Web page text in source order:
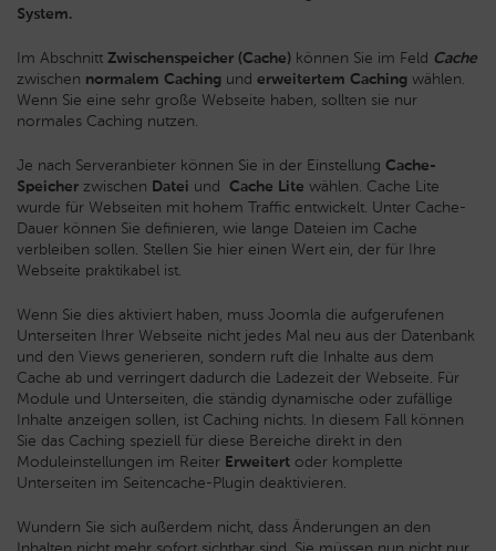
System.
Im Abschnitt Zwischenspeicher (Cache) können Sie im Feld Cache
zwischen normalem Caching und erweitertem Caching wählen.
Wenn Sie eine sehr große Webseite haben, sollten sie nur
normales Caching nutzen.
Je nach Serveranbieter können Sie in der Einstellung Cache-
Speicher zwischen Datei und Cache Lite wählen. Cache Lite
wurde für Webseiten mit hohem Traffic entwickelt. Unter Cache-
Dauer können Sie definieren, wie lange Dateien im Cache
verbleiben sollen. Stellen Sie hier einen Wert ein, der für Ihre
Webseite praktikabel ist.
Wenn Sie dies aktiviert haben, muss Joomla die aufgerufenen
Unterseiten Ihrer Webseite nicht jedes Mal neu aus der Datenbank
und den Views generieren, sondern ruft die Inhalte aus dem
Cache ab und verringert dadurch die Ladezeit der Webseite. Für
Module und Unterseiten, die ständig dynamische oder zufällige
Inhalte anzeigen sollen, ist Caching nichts. In diesem Fall können
Sie das Caching speziell für diese Bereiche direkt in den
Moduleinstellungen im Reiter Erweitert oder komplette
Unterseiten im Seitencache-Plugin deaktivieren.
Wundern Sie sich außerdem nicht, dass Änderungen an den